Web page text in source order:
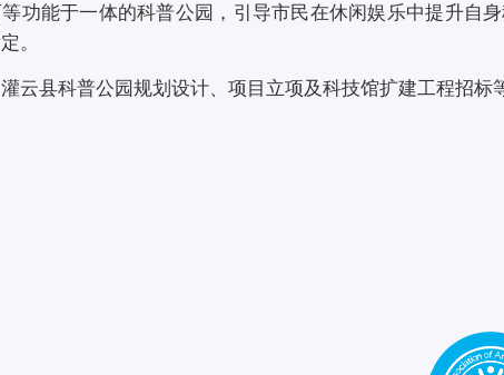
功能于一体的科普公园，引导市民在休闲娱乐中提升自
。
云县科普公园规划设计、项目立项及科技馆扩建工程招标